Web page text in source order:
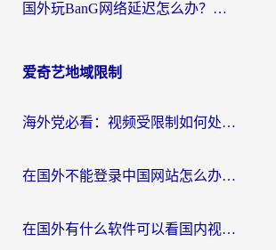
国外玩BanG网络延迟怎么办？海外玩家亲测有效的国服游戏加速指南
爱奇艺地域限制
海外党必看：视频受限制如何处理？3步解决国内剧番“看不了”难题
在国外不能登录中国网站怎么办？3步选对回国加速器，无缝刷剧、办业务
在国外有什么软件可以看国内视频？留学生亲测的追剧救星来了